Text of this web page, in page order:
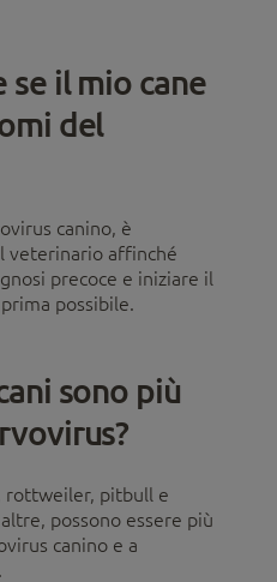
se il mio cane
del
canino, è
veterinario affinché
precoce e iniziare il
possibile.
sono più
rottweiler, pitbull e
possono essere più
canino e a